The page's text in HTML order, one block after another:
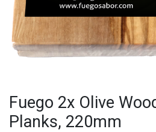
Fuego 2x Olive
Planks, 220mm